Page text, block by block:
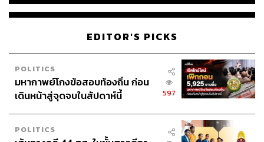
EDITOR'S PICKS
POLITICS
มหากาพย์โกงข้อสอบท้องถิ่น ก่อน
เดินหน้าสู่จุดจบในสัปดาห์นี้
597
POLITICS